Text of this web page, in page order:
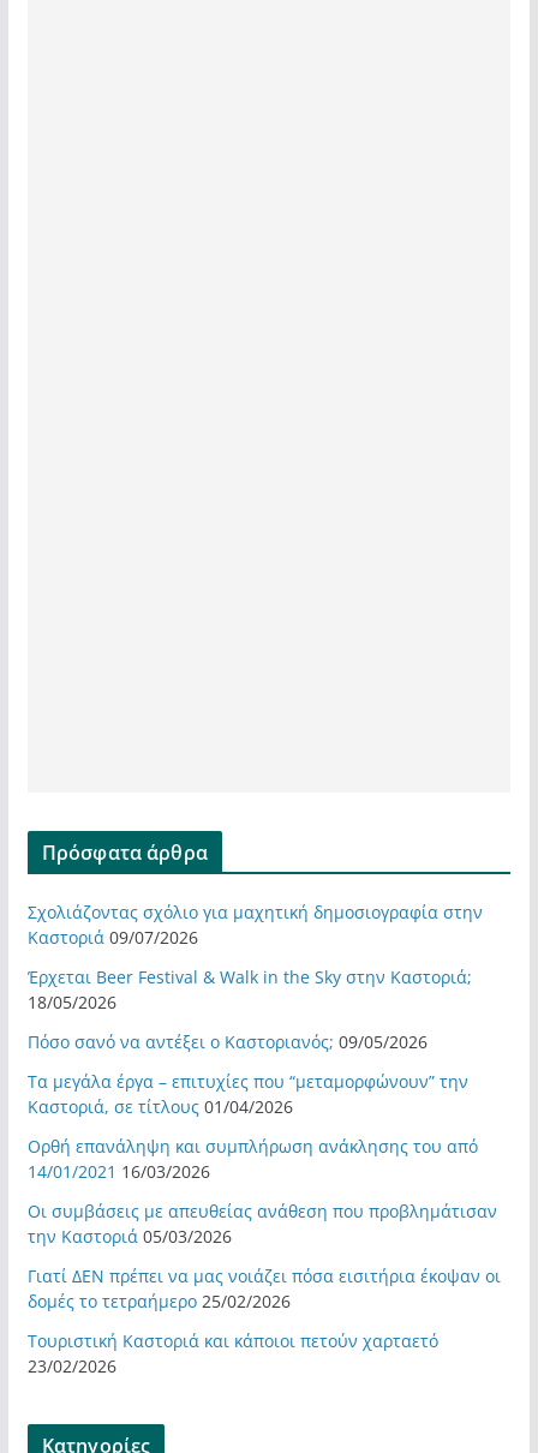
Πρόσφατα άρθρα
Σχολιάζοντας σχόλιο για μαχητική δημοσιογραφία στην
Καστοριά 09/07/2026
Έρχεται Beer Festival & Walk in the Sky στην Καστοριά;
18/05/2026
Πόσο σανό να αντέξει ο Καστοριανός; 09/05/2026
Τα μεγάλα έργα – επιτυχίες που “μεταμορφώνουν” την
Καστοριά, σε τίτλους 01/04/2026
Ορθή επανάληψη και συμπλήρωση ανάκλησης του από
14/01/2021 16/03/2026
Οι συμβάσεις με απευθείας ανάθεση που προβλημάτισαν
την Καστοριά 05/03/2026
Γιατί ΔΕΝ πρέπει να μας νοιάζει πόσα εισιτήρια έκοψαν οι
δομές το τετραήμερο 25/02/2026
Τουριστική Καστοριά και κάποιοι πετούν χαρταετό
23/02/2026
Kατηγορίες